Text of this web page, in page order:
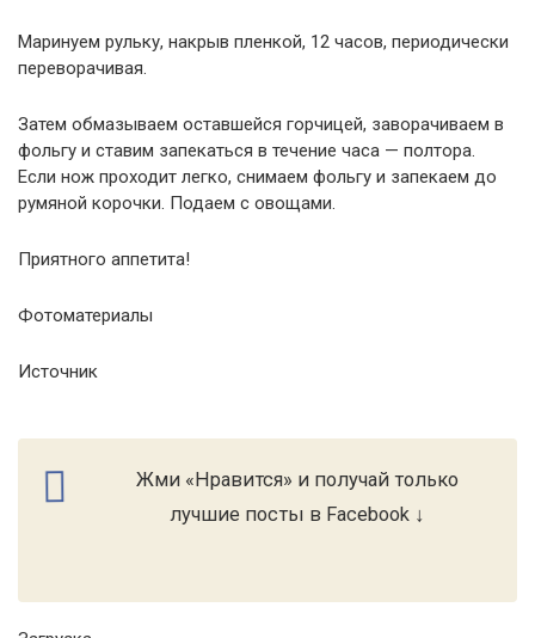
Маринуем рульку, накрыв пленкой, 12 часов, периодически
переворачивая.
Затем обмазываем оставшейся горчицей, заворачиваем в
фольгу и ставим запекаться в течение часа — полтора.
Если нож проходит легко, снимаем фольгу и запекаем до
румяной корочки. Подаем с овощами.
Приятного аппетита!
Фотоматериалы
Источник
Жми «Нравится» и получай только
лучшие посты в Facebook ↓